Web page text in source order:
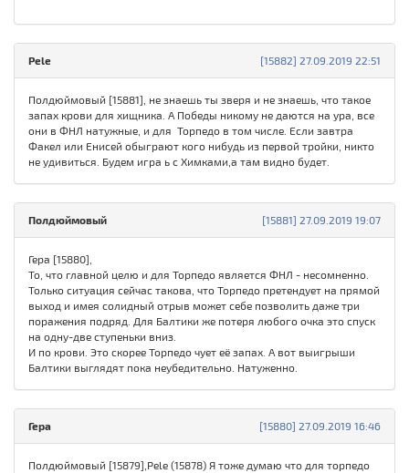
[15882] 27.09.2019 22:51
Pele
Полдюймовый [15881], не знаешь ты зверя и не знаешь, что такое
запах крови для хищника. А Победы никому не даются на ура, все
они в ФНЛ натужные, и для Торпедо в том числе. Если завтра
Факел или Енисей обыграют кого нибудь из первой тройки, никто
не удивиться. Будем игра ь с Химками,а там видно будет.
[15881] 27.09.2019 19:07
Полдюймовый
Гера [15880],
То, что главной целю и для Торпедо является ФНЛ - несомненно.
Только ситуация сейчас такова, что Торпедо претендует на прямой
выход и имея солидный отрыв может себе позволить даже три
поражения подряд. Для Балтики же потеря любого очка это спуск
на одну-две ступеньки вниз.
И по крови. Это скорее Торпедо чует её запах. А вот выигрыши
Балтики выглядят пока неубедительно. Натуженно.
[15880] 27.09.2019 16:46
Гера
Полдюймовый [15879],Pele (15878) Я тоже думаю что для торпедо